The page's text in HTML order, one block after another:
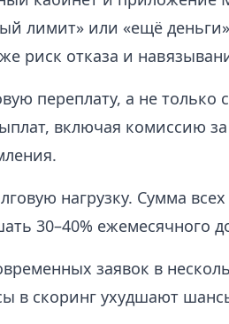
лимит» или «ещё
риск отказа и
переплату, а не только
включая комиссию за
нагрузку. Сумма
30–40% ежемесячного
заявок в
в скоринг ухудшают